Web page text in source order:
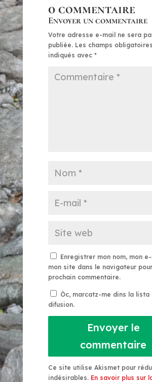
0 commentaire
Envoyer un commentaire
Votre adresse e-mail ne sera
publiée. Les champs
indiqués avec *
Enregistrer mon nom, mon
mon site dans le navigateur
prochain commentaire.
Òc, marcatz-me dins la lista
difusion.
Envoyer le
commentaire
Ce site utilise Akismet pour
indésirables. En savoir plus sur